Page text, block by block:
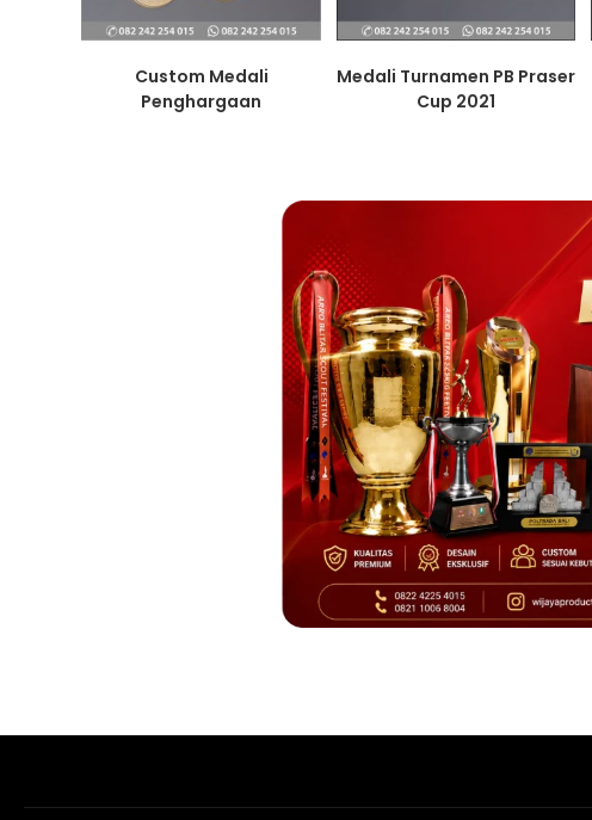
Custom Medali
Penghargaan
Medali Turnamen PB Praser
Cup 2021